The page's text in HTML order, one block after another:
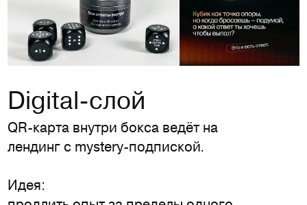
Digital-слой
QR-карта внутри бокса ведёт на
лендинг с mystery-подпиской.
Идея: